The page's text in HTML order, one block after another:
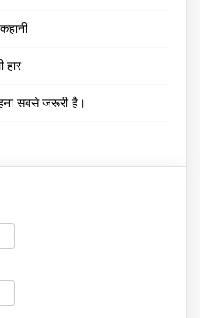
हार
सबसे जरूरी है।